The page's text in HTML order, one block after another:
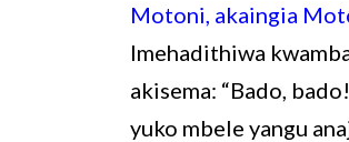
Motoni, akaingia
Imehadithiwa
akisema: “Bado,
yuko mbele yangu